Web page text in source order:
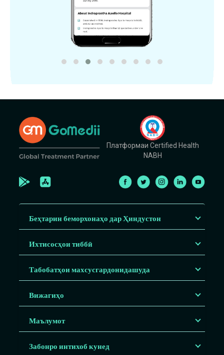
Платформаи Certified Health
NABH
Беҳтарин беморхонаҳо дар Ҳиндустон
Ихтисосҳои тиббӣ
Табобатҳои махсусгардонидашуда
Вижагиҳо
Маълумот
Забонро интихоб кунед